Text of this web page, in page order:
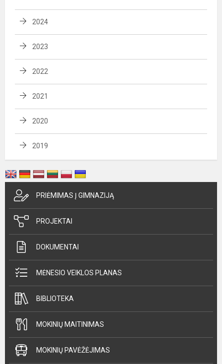
2024
2023
2022
2021
2020
2019
PRIĖMIMAS Į GIMNAZIJĄ
PROJEKTAI
DOKUMENTAI
MĖNESIO VEIKLOS PLANAS
BIBLIOTEKA
MOKINIŲ MAITINIMAS
MOKINIŲ PAVĖŽĖJIMAS